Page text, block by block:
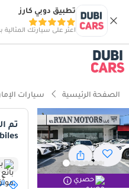
تطبيق دوبي كارز
اعثر على سيارتك المثالية
الصفحة الرئيسية سيارات
حصري
تم